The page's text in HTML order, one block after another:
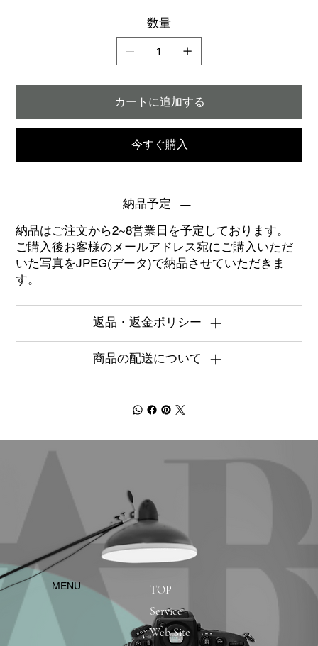
数量
カートに追加する
今すぐ購入
納品予定
納品はご注文から2~8営業日を予定しております。
ご購入後お客様のメールアドレス宛にご購入いただ
いた写真をJPEG(データ)で納品させていただきま
す。
返品・返金ポリシー
商品の配送について
​MENU
TOP
Service
Web Site